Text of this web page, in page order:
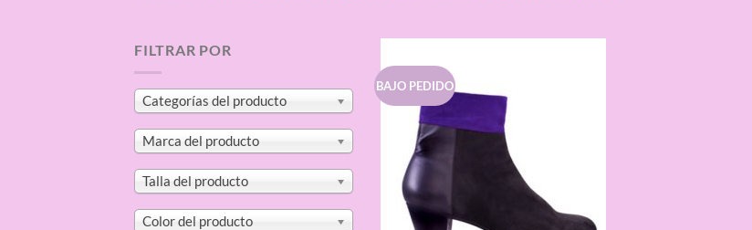
FILTRAR POR
Categorías del producto
Marca del producto
Talla del producto
Color del producto
BAJO PEDIDO